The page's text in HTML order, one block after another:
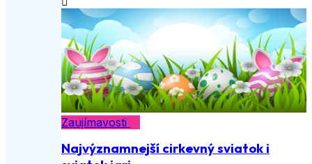
Zaujímavosti
Najvýznamnejší cirkevný sviatok i